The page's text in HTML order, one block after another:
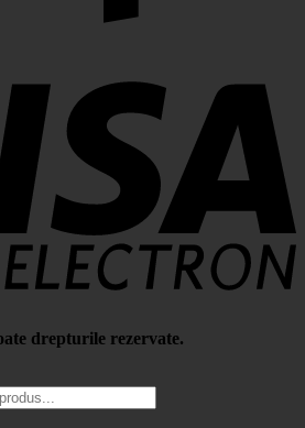
drepturile rezervate.